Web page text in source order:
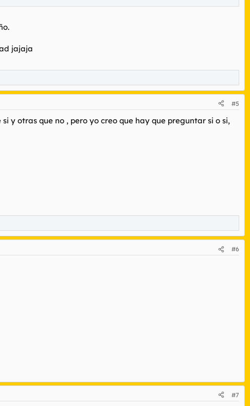
En estos casos, creo que las chicas se implican menos cuando
recomiendo...
jajaja
#5
y otras que no , pero yo creo que hay que preguntar si o si,
#6
#7